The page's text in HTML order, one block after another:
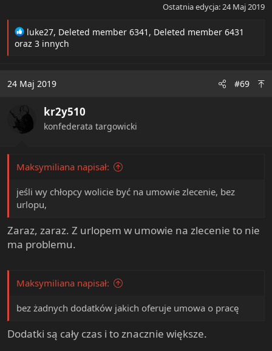
Ostatnia edycja: 24 Maj 2019
R
e
i
n
:
luke27, Deleted member 6341 , Deleted member 6431
oraz 3 innych
24 Maj 2019 #69
kr2y510
konfederata targowicki
Maksymiliana napisał:
jeśli wy chłopcy wolicie być na umowie zlecenie, bez
urlopu,
Zaraz, zaraz. Z urlopem w umowie na zlecenie to nie
ma problemu.
Maksymiliana napisał:
bez żadnych dodatków jakich oferuje umowa o pracę
Dodatki są cały czas i to znacznie większe.